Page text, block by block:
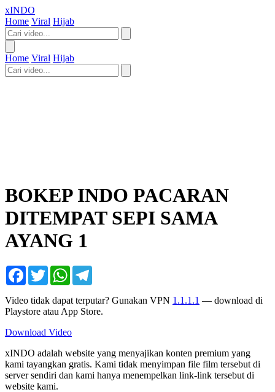
xINDO
Home Viral Hijab
Home Viral Hijab
BOKEP INDO PACARAN
DITEMPAT SEPI SAMA
AYANG 1
Facebook
TwitterWhatsApp
Video tidak dapat terputar? Gunakan VPN 1.1.1.1 — download di
Playstore atau App Store.
Download Video
xINDO adalah website yang menyajikan konten premium yang
kami tayangkan gratis. Kami tidak menyimpan file film tersebut di
server sendiri dan kami hanya menempelkan link-link tersebut di
website kami.